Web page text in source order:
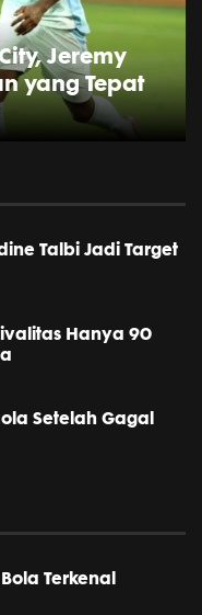
Jeremy
yang Tepat
Talbi Jadi Target
Hanya 90
Setelah Gagal
Terkenal